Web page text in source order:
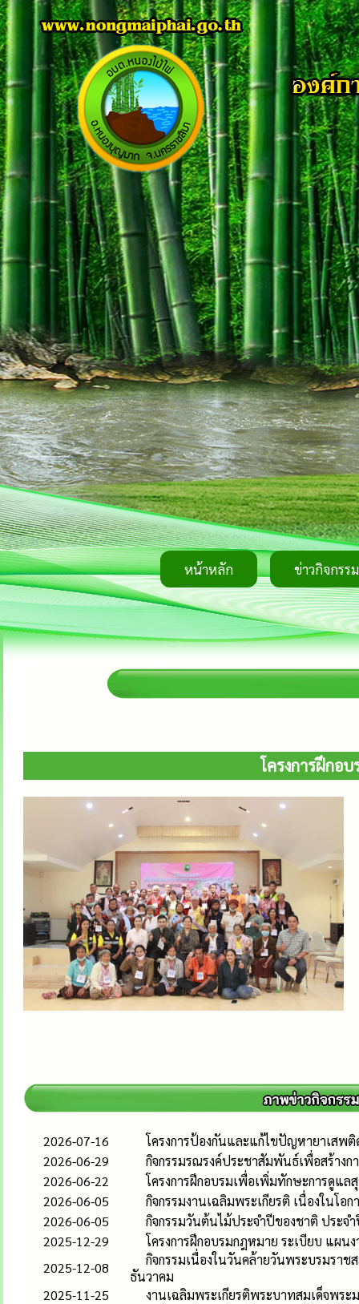
หน้าหลัก ข่าวกิจกรรม
โครงการฝึกอ
2026-07-16
โครงการป้องกันและแก้ไขปัญหายาเสพ
2026-06-29
กิจกรรมรณรงค์ประชาสัมพันธ์เพื่อสร้าง
2026-06-22
โครงการฝึกอบรมเพื่อเพิ่มทักษะการดูแ
2026-06-05
กิจกรรมงานเฉลิมพระเกียรติ เนื่องในโ
2026-06-05
กิจกรรมวันต้นไม้ประจำปีของชาติ ประจ
2025-12-29
โครงการฝึกอบรมกฎหมาย ระเบียบ แผ
2025-12-08
กิจกรรมเนื่องในวันคล้ายวันพระบรมร
ธันวาคม
2025-11-25
งานเฉลิมพระเกียรติพระบาทสมเด็จพระ